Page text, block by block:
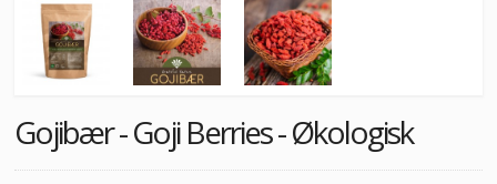
Gojibær - Goji Berries - Økologisk